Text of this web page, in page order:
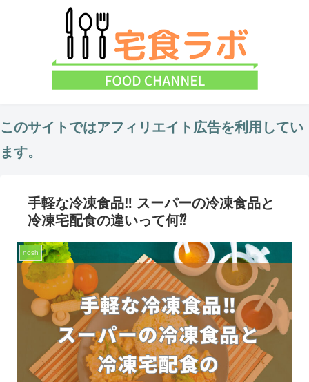
このサイトではアフィリエイト広告を利用してい
ます。
手軽な冷凍食品‼︎ スーパーの冷凍食品と
冷凍宅配食の違いって何⁇
nosh